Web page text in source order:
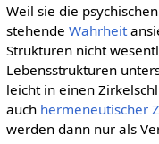
Weil sie die
stehende Wahrheit
Strukturen nicht
Lebensstrukturen
leicht in einen
auch hermeneutischer
werden dann nur als